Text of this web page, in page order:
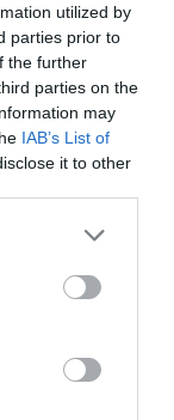
utilized by
parties prior to
the further
parties on the
may
IAB’s List of
it to other
more Google
may click to
party tags to
below Google
–